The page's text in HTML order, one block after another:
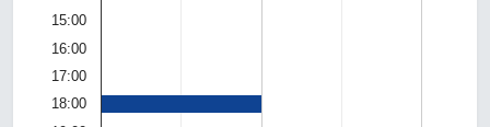
15:00
16:00
17:00
18:00